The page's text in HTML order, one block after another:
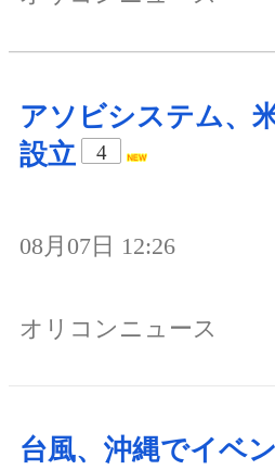
アソビシステム、
設立
4
08月07日 12:26
オリコンニュース
台風、沖縄でイベ